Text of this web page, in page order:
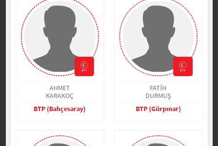
AHMET
KARAKOÇ
BTP (Bahçesaray)
FATİH
DURMUŞ
BTP (Gürpınar)